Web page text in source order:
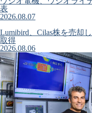
表
2026.08.07
Lumibird、Cilas株を売却
取得
2026.08.06